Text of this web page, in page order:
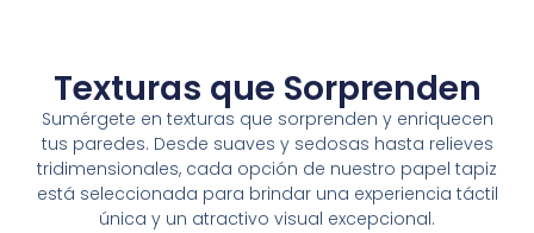
Texturas que Sorprenden
Sumérgete en texturas que sorprenden y enriquecen
tus paredes. Desde suaves y sedosas hasta relieves
tridimensionales, cada opción de nuestro papel tapiz
está seleccionada para brindar una experiencia táctil
única y un atractivo visual excepcional.